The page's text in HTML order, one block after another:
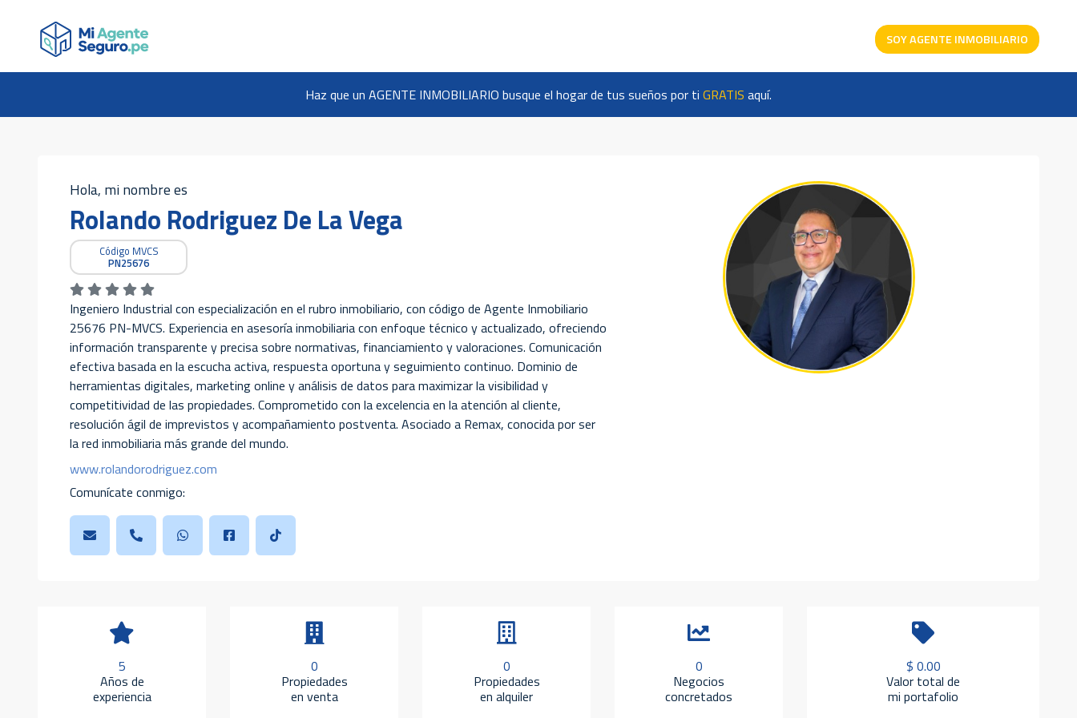
SOY AGENTE INMOBILIARIO
Haz que un AGENTE INMOBILIARIO busque el hogar de tus sueños por ti GRATIS aquí.
Hola, mi nombre es
Rolando Rodriguez De La Vega
Código MVCS
PN25676
Ingeniero Industrial con especialización en el rubro inmobiliario, con código de Agente Inmobiliario
25676 PN-MVCS. Experiencia en asesoría inmobiliaria con enfoque técnico y actualizado, ofreciendo
información transparente y precisa sobre normativas, financiamiento y valoraciones. Comunicación
efectiva basada en la escucha activa, respuesta oportuna y seguimiento continuo. Dominio de
herramientas digitales, marketing online y análisis de datos para maximizar la visibilidad y
competitividad de las propiedades. Comprometido con la excelencia en la atención al cliente,
resolución ágil de imprevistos y acompañamiento postventa. Asociado a Remax, conocida por ser
la red inmobiliaria más grande del mundo.
www.rolandorodriguez.com
Comunícate conmigo:
5
Años de
experiencia
0
Propiedades
en venta
0
Propiedades
en alquiler
0
Negocios
concretados
$ 0.00
Valor total de
mi portafolio